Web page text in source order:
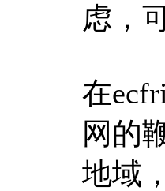
虑，
在
网的
地域